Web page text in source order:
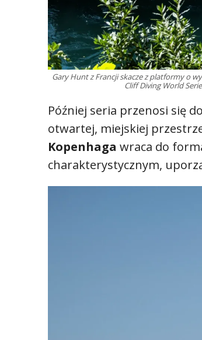
Gary Hunt z Francji skacze z platformy o
Cliff Diving World
Później seria przenosi się do
otwartej, miejskiej
Kopenhaga wraca do
charakterystycznym,